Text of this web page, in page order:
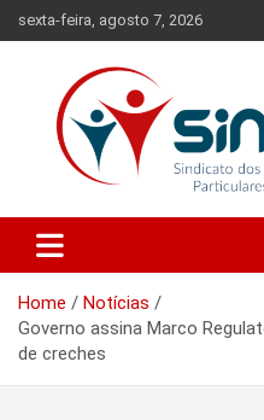
to
sexta-feira, agosto 7, 2026
Sinproep-DF
Ensino do Distrito Federal
Home
Notícias
Governo assina Marco
de creches